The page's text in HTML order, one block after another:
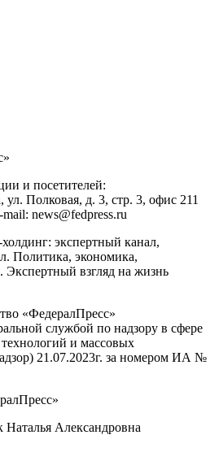
»
и посетителей:
, ул. Полковая, д. 3, стр. 3, офис 211
news@fedpress.ru
экспертный канал,
Политика, экономика,
Экспертный взгляд на жизнь
«ФедералПресс»
службой по надзору в сфере
и массовых
21.07.2023г. за номером ИА №
Наталья Александровна